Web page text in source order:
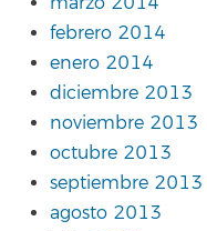
febrero 2014
enero 2014
diciembre 2013
noviembre 2013
octubre 2013
septiembre 2013
agosto 2013